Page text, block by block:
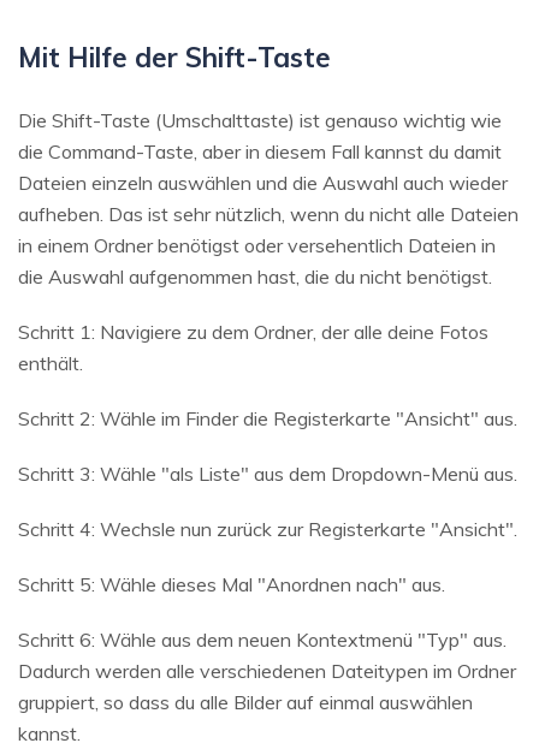
Mit Hilfe der Shift-Taste
Die Shift-Taste (Umschalttaste) ist genauso wichtig wie
die Command-Taste, aber in diesem Fall kannst du damit
Dateien einzeln auswählen und die Auswahl auch wieder
aufheben. Das ist sehr nützlich, wenn du nicht alle Dateien
in einem Ordner benötigst oder versehentlich Dateien in
die Auswahl aufgenommen hast, die du nicht benötigst.
Schritt 1: Navigiere zu dem Ordner, der alle deine Fotos
enthält.
Schritt 2: Wähle im Finder die Registerkarte "Ansicht" aus.
Schritt 3: Wähle "als Liste" aus dem Dropdown-Menü aus.
Schritt 4: Wechsle nun zurück zur Registerkarte "Ansicht".
Schritt 5: Wähle dieses Mal "Anordnen nach" aus.
Schritt 6: Wähle aus dem neuen Kontextmenü "Typ" aus.
Dadurch werden alle verschiedenen Dateitypen im Ordner
gruppiert, so dass du alle Bilder auf einmal auswählen
kannst.